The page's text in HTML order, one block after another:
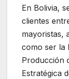
En Bolivia,
clientes
mayoristas,
como ser la
Producción
Estratégica